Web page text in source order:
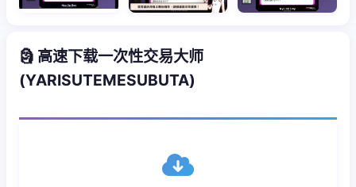
🗿 高速下载一次性交易大师
(YARISUTEMESUBUTA)